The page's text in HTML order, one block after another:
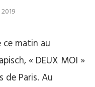
matin au
« DEUX MOI »
de Paris. Au